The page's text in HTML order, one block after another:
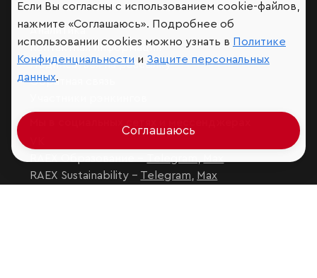
Аналитика
Контактная информация
Подписаться на рассылку
Обратная связь
RAEX Sustainability – Telegram Max
Если Вы согласны с использованием cookie-файлов,
нажмите «Соглашаюсь». Подробнее об
использовании cookies можно узнать в Политике
Конфиденциальности и Защите персональных
данных.
Соглашаюсь